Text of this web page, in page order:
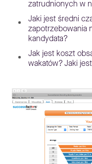
zatrudnionych w
Jaki jest średni
zapotrzebowania
kandydata?
Jak jest koszt
wakatów? Jaki